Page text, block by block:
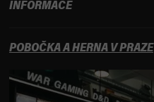
INFORMACE
POBOČKA A HERNA V PRAZE